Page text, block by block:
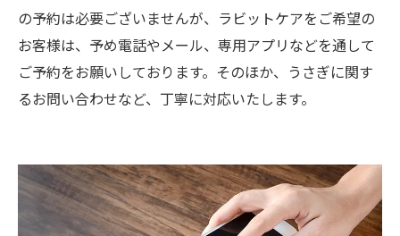
の予約は必要ございませんが、ラビットケアをご希望の
お客様は、予め電話やメール、専用アプリなどを通して
ご予約をお願いしております。そのほか、うさぎに関す
るお問い合わせなど、丁寧に対応いたします。